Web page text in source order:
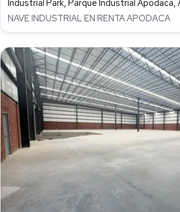
Industrial Park, Parque Industrial Apodaca,
NAVE INDUSTRIAL EN RENTA APODACA